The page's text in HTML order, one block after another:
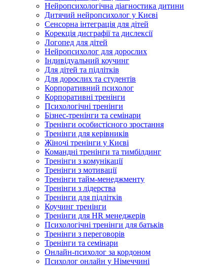
Нейропсихологічна діагностика дитини
Дитячий нейропсихолог у Києві
Сенсорна інтеграція для дітей
Корекція дисграфії та дислексії
Логопед для дітей
Нейропсихолог для дорослих
Індивідуальний коучинг
Для дітей та підлітків
Для дорослих та студентів
Корпоративний психолог
Корпоративні тренінги
Психологічні тренінги
Бізнес-тренінги та семінари
Тренінги особистісного зростання
Тренінги для керівників
Жіночі тренінги у Києві
Командні тренінги та тимбілдинг
Тренінги з комунікації
Тренінги з мотивації
Тренінги тайм-менеджменту
Тренінги з лідерства
Тренінги для підлітків
Коучинг тренінги
Тренінги для HR менеджерів
Психологічні тренінги для батьків
Тренінги з переговорів
Тренінги та семінари
Онлайн-психолог за кордоном
Психолог онлайн у Німеччині